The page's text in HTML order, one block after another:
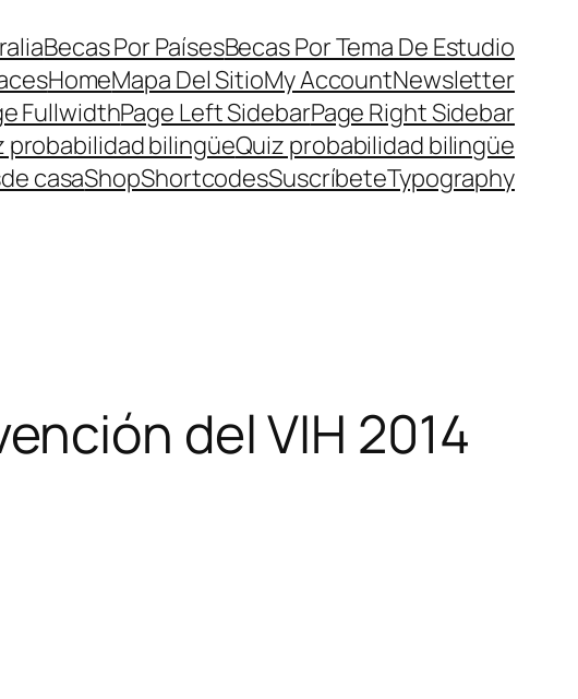
Becas Por PaísesBecas Por Tema De Estudio
HomeMapa Del SitioMy AccountNewsletter
FullwidthPage Left SidebarPage Right Sidebar
probabilidad bilingüeQuiz probabilidad bilingüe
casaShopShortcodesSuscríbeteTypography
del VIH 2014